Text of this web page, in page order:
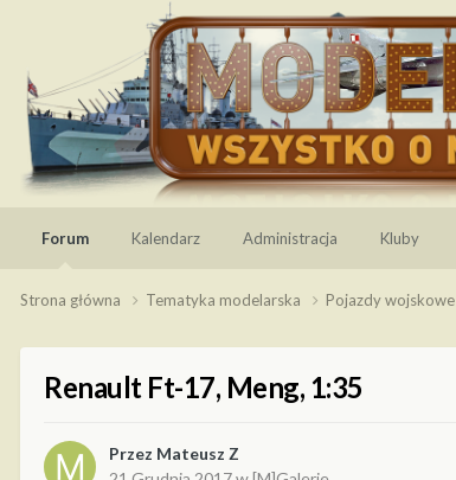
Forum Kalendarz Administracja Kluby
Strona główna Tematyka modelarska Pojazdy wojskowe
Renault Ft-17, Meng, 1:35
Przez Mateusz Z